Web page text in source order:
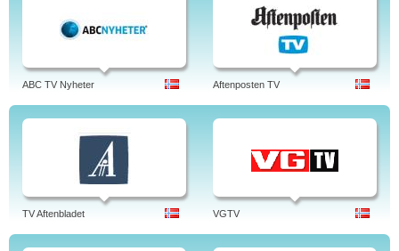
ABC TV Nyheter Aftenposten TV
TV Aftenbladet VGTV